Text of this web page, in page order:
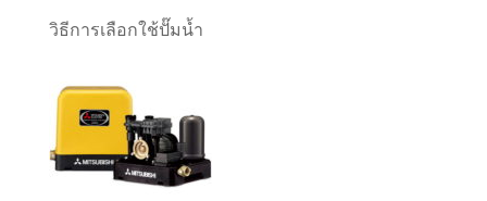
วิธีการเลือกใช้ปั๊มน้ำ